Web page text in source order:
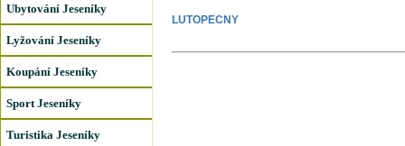
Ubytování Jeseníky
Lyžování Jeseníky
Koupání Jeseníky
Sport Jeseníky
Turistika Jeseníky
LUTOPECNY